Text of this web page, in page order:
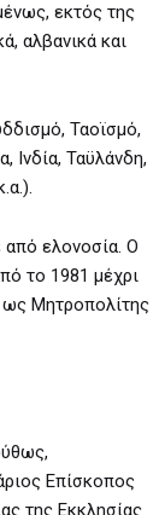
εκτός της
αλβανικά και
Ταοϊσμό,
Ινδία, Ταϋλάνδη,
από ελονοσία. Ο
το 1981 μέχρι
ως Μητροπολίτης
Επίσκοπος
της Eκκλησίας